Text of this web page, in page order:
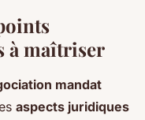
à maîtriser
mandat
aspects juridiques